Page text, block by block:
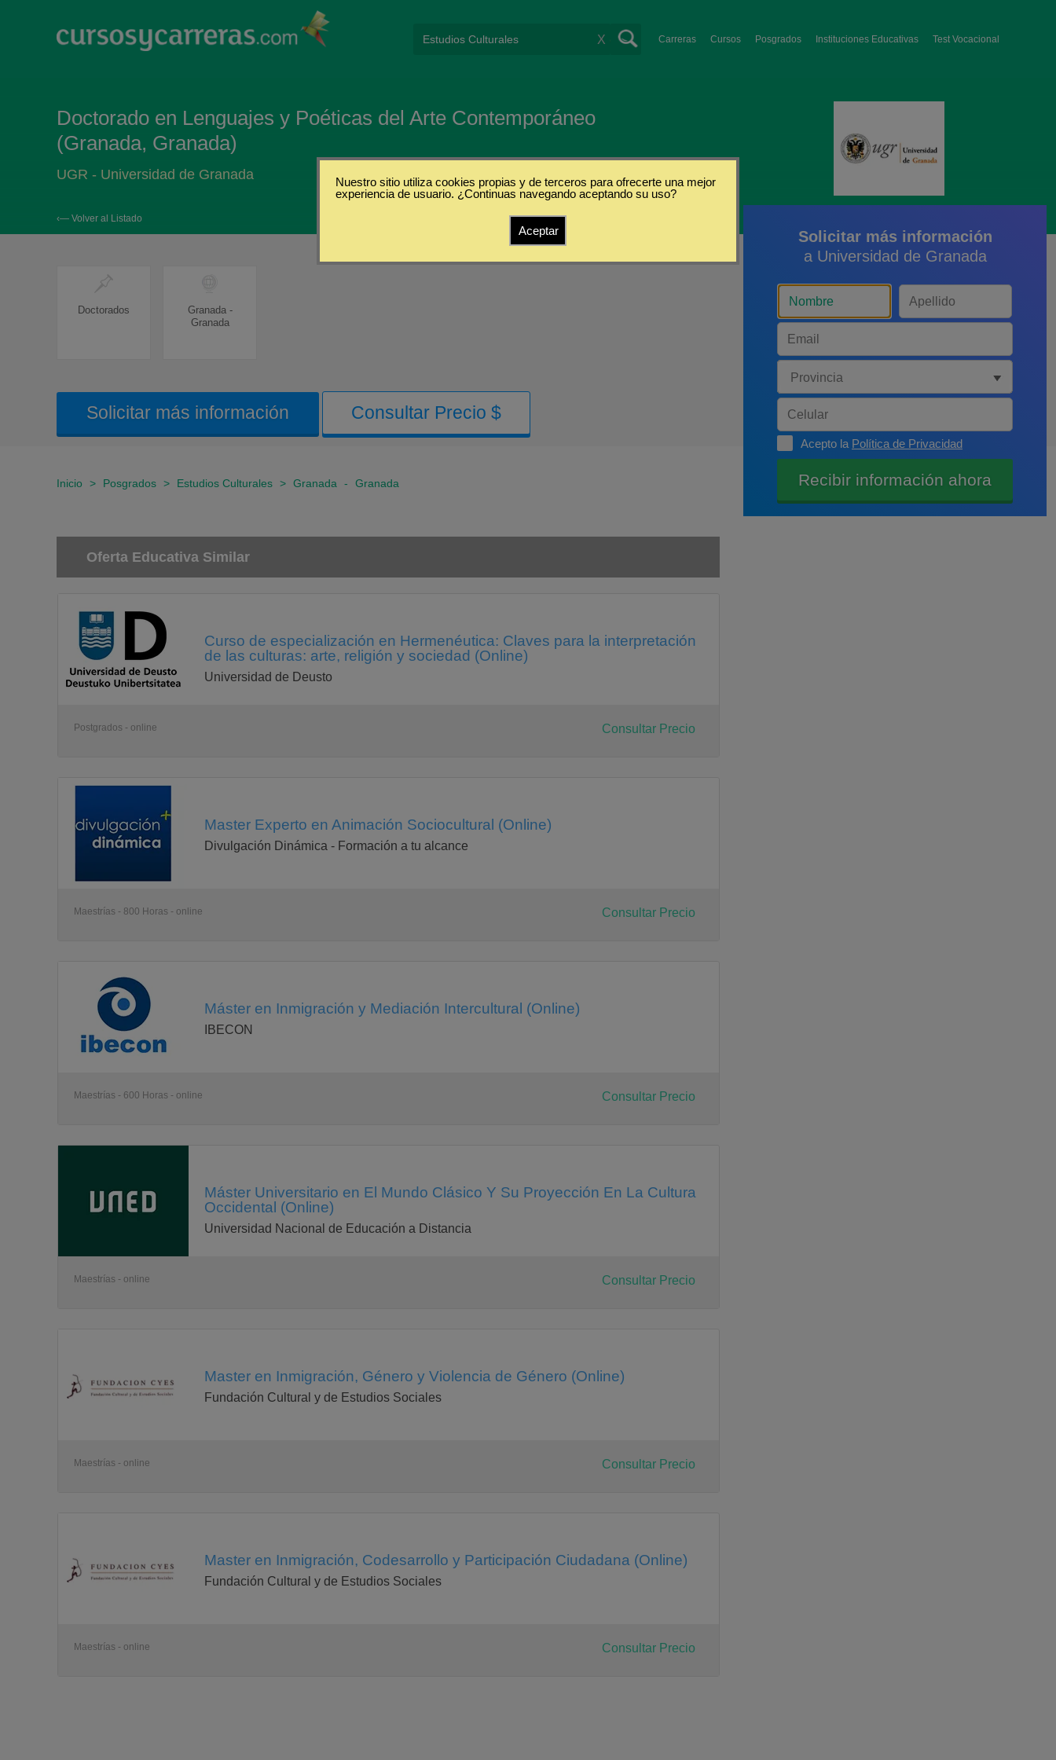
Carreras Cursos Posgrados Instituciones Educativas Test Vocacional
X
Doctorado en Lenguajes y Poéticas del Arte Contemporáneo
(Granada, Granada)
UGR - Universidad de Granada
‹— Volver al Listado
Doctorados
Granada -
Granada
Solicitar más información Consultar Precio $
Inicio > Posgrados > Estudios Culturales > Granada - Granada
Oferta Educativa Similar
Curso de especialización en Hermenéutica: Claves para la interpretación
de las culturas: arte, religión y sociedad (Online)
Universidad de Deusto
Postgrados - online Consultar Precio
Master Experto en Animación Sociocultural (Online)
Divulgación Dinámica - Formación a tu alcance
Maestrías - 800 Horas - online Consultar Precio
Máster en Inmigración y Mediación Intercultural (Online)
IBECON
Maestrías - 600 Horas - online Consultar Precio
Máster Universitario en El Mundo Clásico Y Su Proyección En La Cultura
Occidental (Online)
Universidad Nacional de Educación a Distancia
Maestrías - online Consultar Precio
Master en Inmigración, Género y Violencia de Género (Online)
Fundación Cultural y de Estudios Sociales
Maestrías - online Consultar Precio
Master en Inmigración, Codesarrollo y Participación Ciudadana (Online)
Fundación Cultural y de Estudios Sociales
Maestrías - online Consultar Precio
Solicitar más información
a Universidad de Granada
Acepto la Política de Privacidad
Nuestro sitio utiliza cookies propias y de terceros para ofrecerte una mejor
experiencia de usuario. ¿Continuas navegando aceptando su uso?
Aceptar